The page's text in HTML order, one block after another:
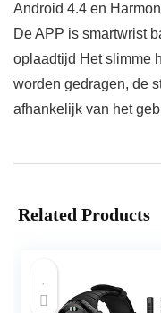
Android 4.4 en
De APP is smartwrist
oplaadtijd Het slimme
worden gedragen, de
afhankelijk van het
Related Products